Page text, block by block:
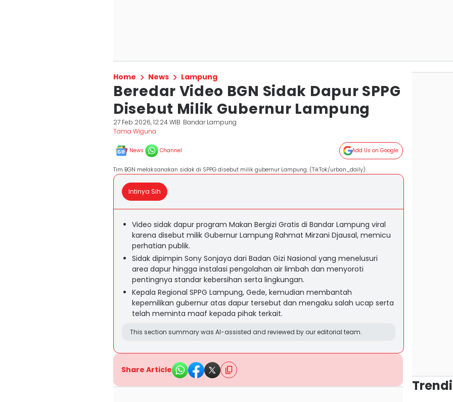
Home News Lampung
Beredar Video BGN Sidak Dapur SPPG
Disebut Milik Gubernur Lampung
27 Feb 2026, 12:24 WIB Bandar Lampung
Tama Wiguna
News Channel Add Us on Google
Tim BGN melaksanakan sidak di SPPG disebut milik gubernur Lampung. (TikTok/urban_daily).
Intinya Sih
Video sidak dapur program Makan Bergizi Gratis di Bandar Lampung viral
karena disebut milik Gubernur Lampung Rahmat Mirzani Djausal, memicu
perhatian publik.
Sidak dipimpin Sony Sonjaya dari Badan Gizi Nasional yang menelusuri
area dapur hingga instalasi pengolahan air limbah dan menyoroti
pentingnya standar kebersihan serta lingkungan.
Kepala Regional SPPG Lampung, Gede, kemudian membantah
kepemilikan gubernur atas dapur tersebut dan mengaku salah ucap serta
telah meminta maaf kepada pihak terkait.
This section summary was AI-assisted and reviewed by our editorial team.
Share Article